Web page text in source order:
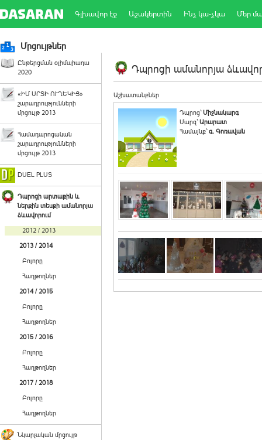
Գլխավոր էջ Աշակերտին Ինչ կա-չկա Մեր
Մրցույթներ
Ընթերցման օլիմպիադա
2020
«ԻՄ ՍՐՏԻ ՈՒՂԵԿԻՑ»
շարադրությունների
մրցույթ 2013
Համադպրոցական
շարադրությունների
մրցույթ 2013
DUEL PLUS
Դպրոցի արտաքին և
ներքին տեսքի ամանորյա
ձևավորում
2012 / 2013
2013 / 2014
Բոլորը
Հաղթողներ
2014 / 2015
Բոլորը
Հաղթողներ
2015 / 2016
Բոլորը
Հաղթողներ
2017 / 2018
Բոլորը
Հաղթողներ
Նկարչական մրցույթ
Դպրոցի ամանորյա
Աշխատանքներ
Դպրոց`Միջնակարգ
Մարզ`Արարատ
Համայնք`գ. Գոռավան